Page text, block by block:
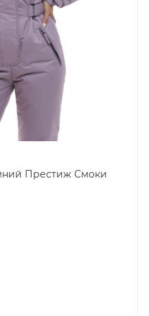
Престиж Смоки